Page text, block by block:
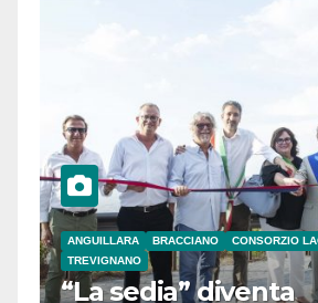
ANGUILLARA BRACCIANO
CONSORZIO
TREVIGNANO
“La sedia” diventa